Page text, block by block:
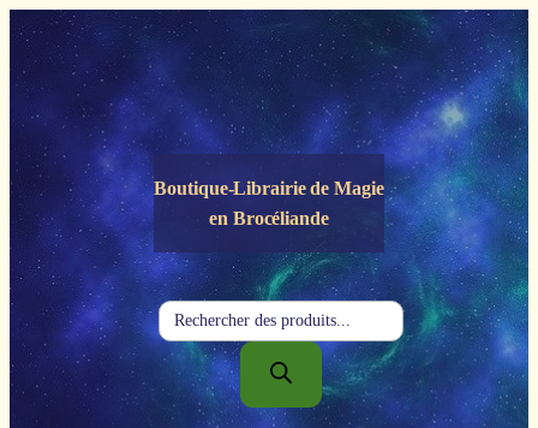
Panneau de gestion des cookies
Boutique-Librairie deMagie
en Brocéliande
Recherche
de
produits